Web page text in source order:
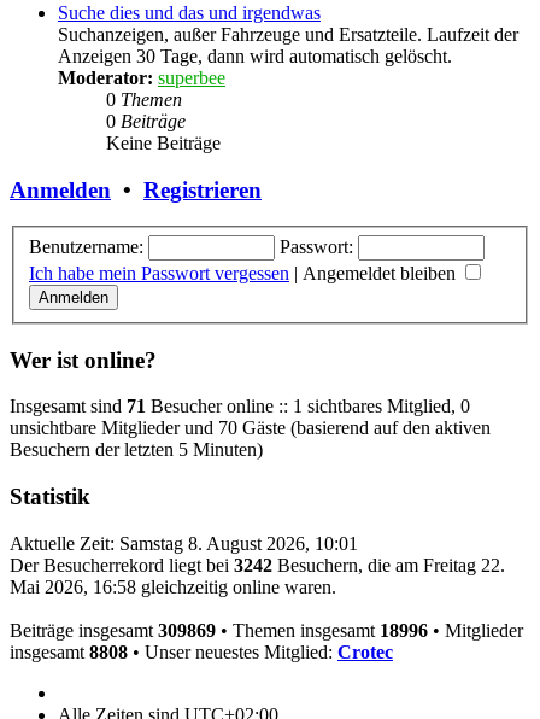
Suche dies und das und irgendwas
Suchanzeigen, außer Fahrzeuge und Ersatzteile. Laufzeit der
Anzeigen 30 Tage, dann wird automatisch gelöscht.
Moderator: superbee
0 Themen
0 Beiträge
Keine Beiträge
Anmelden • Registrieren
Benutzername:
Passwort:
Ich habe mein Passwort vergessen | Angemeldet bleiben
Wer ist online?
Insgesamt sind 71 Besucher online :: 1 sichtbares Mitglied, 0
unsichtbare Mitglieder und 70 Gäste (basierend auf den aktiven
Besuchern der letzten 5 Minuten)
Statistik
Aktuelle Zeit: Samstag 8. August 2026, 10:01
Der Besucherrekord liegt bei 3242 Besuchern, die am Freitag 22.
Mai 2026, 16:58 gleichzeitig online waren.
Beiträge insgesamt 309869 • Themen insgesamt 18996 • Mitglieder
insgesamt 8808 • Unser neuestes Mitglied: Crotec
Alle Zeiten sind UTC+02:00